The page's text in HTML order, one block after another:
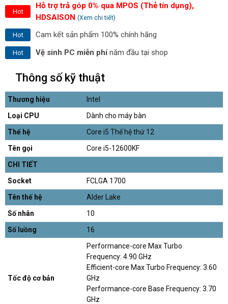
Hot
Hỗ trợ trả góp 0% qua MPOS (Thẻ tín dụng),
HDSAISON (Xem chi tiết)
Hot Cam kết sản phẩm 100% chính hãng
Hot Vệ sinh PC miễn phínăm đầu tại shop
Thông số kỹ thuật
Thương hiệu
Intel
Loại CPU
Dành cho máy bàn
Thế hệ
Core i5 Thế hệ thứ 12
Tên gọi
Core i5-12600KF
CHI TIẾT
Socket
FCLGA 1700
Tên thế hệ
Alder Lake
Số nhân
10
Số luồng
16
Tốc độ cơ bản
Performance-core Max Turbo
Frequency: 4.90 GHz
Efficient-core Max Turbo Frequency: 3.60
GHz
Performance-core Base Frequency: 3.70
GHz